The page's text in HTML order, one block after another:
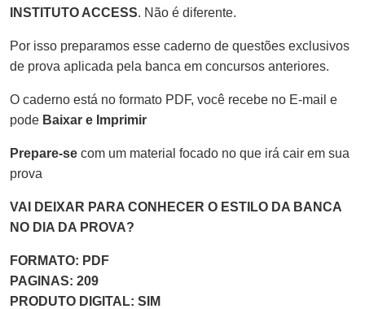
INSTITUTO ACCESS. Não é diferente.
Por isso preparamos esse caderno de questões exclusivos
de prova aplicada pela banca em concursos anteriores.
O caderno está no formato PDF, você recebe no E-mail e
pode Baixar e Imprimir
Prepare-se com um material focado no que irá cair em sua
prova
VAI DEIXAR PARA CONHECER O ESTILO DA BANCA
NO DIA DA PROVA?
FORMATO: PDF
PAGINAS: 209
PRODUTO DIGITAL: SIM